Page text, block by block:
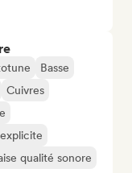
Basse
Cuivres
qualité sonore